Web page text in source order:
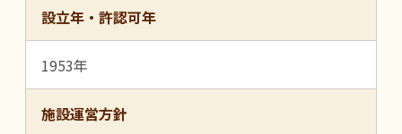
設立年・許認可年
1953年
施設運営方針